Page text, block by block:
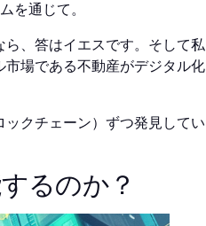
を通じて。
、答はイエスです。そして私
場である不動産がデジタル化
クチェーン）ずつ発見してい
るのか？